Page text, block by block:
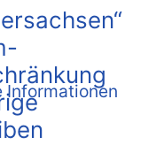
Informationen